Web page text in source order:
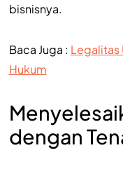
bisnisnya.
Baca Juga : Legalitas
Hukum
dengan